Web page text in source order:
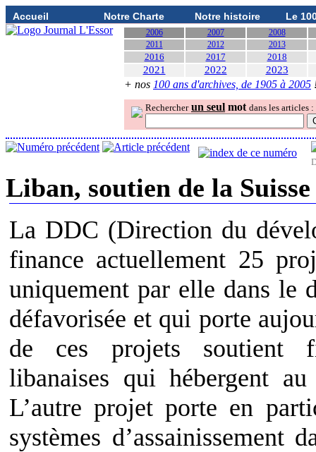
Accueil Notre Charte Notre histoire Le
2006 2007
2008
2011
2012 2013
2016 2017 2018
2021 2022 2023
+ nos 100 ans d'archives, de 1905 à 2005
Rechercher un seul mot dans les articles :
Liban, soutien de la
La DDC (Direction du
finance actuellement 25
uniquement par elle dans le
défavorisée et qui porte
de ces projets soutient
libanaises qui hébergent
L’autre projet porte en
systèmes d’assainissement